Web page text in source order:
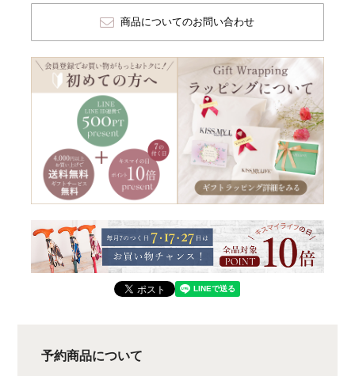
商品についてのお問い合わせ
予約商品について